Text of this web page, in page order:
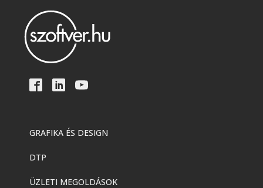
GRAFIKA ÉS DESIGN
DTP
ÜZLETI MEGOLDÁSOK